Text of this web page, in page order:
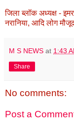
जिला ब्लॉक अध्यक्ष -
नरानिया, आदि लोग
M S NEWS at 1:43
Share
No comments:
Post a